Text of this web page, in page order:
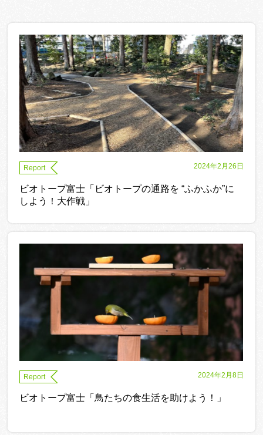
Report 2024年2月26日
ビオトープ富士「ビオトープの通路を “ふかふか”に
しよう！大作戦」
Report 2024年2月8日
ビオトープ富士「鳥たちの食生活を助けよう！」